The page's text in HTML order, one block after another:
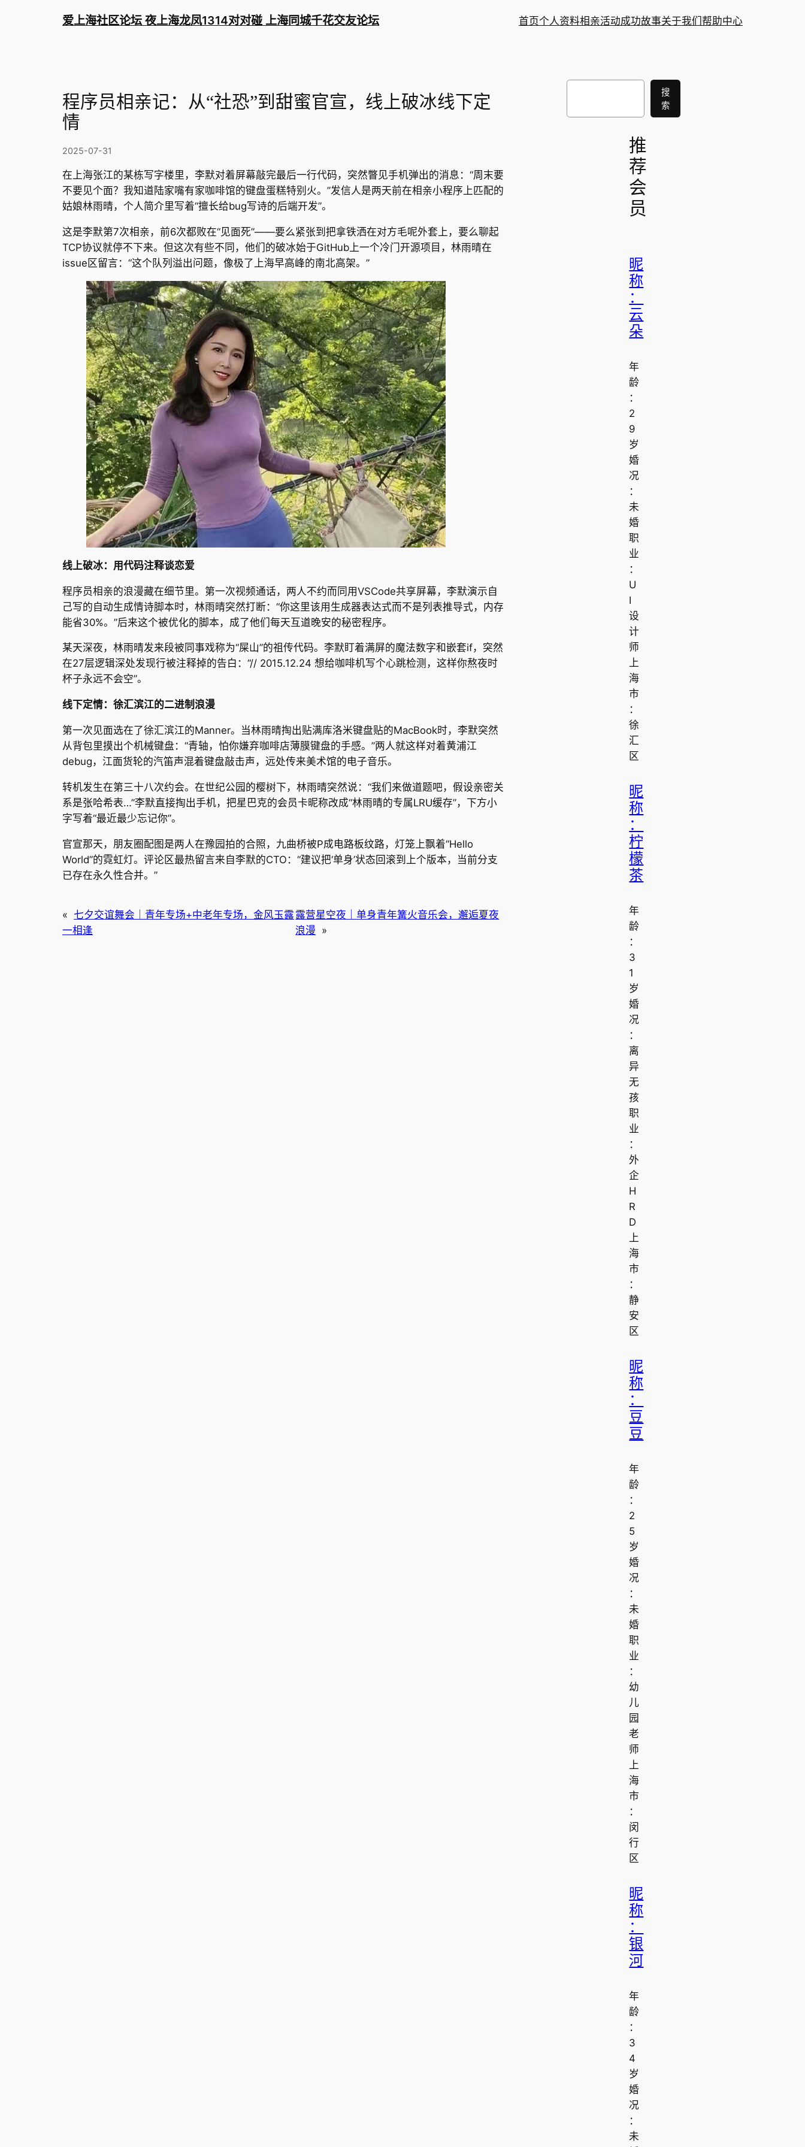
爱上海社区论坛 夜上海龙凤1314对对碰 上海同城千花交友论坛 首页个人资料相亲活动成功故事关于我们帮助中心
程序员相亲记：从“社恐”到甜蜜官宣，线上破冰线下定
情
2025-07-31
在上海张江的某栋写字楼里，李默对着屏幕敲完最后一行代码，突然瞥见手机弹出的消息：“周末要
不要见个面？我知道陆家嘴有家咖啡馆的键盘蛋糕特别火。”发信人是两天前在相亲小程序上匹配的
姑娘林雨晴，个人简介里写着“擅长给bug写诗的后端开发”。
这是李默第7次相亲，前6次都败在“见面死”——要么紧张到把拿铁洒在对方毛呢外套上，要么聊起
TCP协议就停不下来。但这次有些不同，他们的破冰始于GitHub上一个冷门开源项目，林雨晴在
issue区留言：“这个队列溢出问题，像极了上海早高峰的南北高架。”
线上破冰：用代码注释谈恋爱
程序员相亲的浪漫藏在细节里。第一次视频通话，两人不约而同用VSCode共享屏幕，李默演示自
己写的自动生成情诗脚本时，林雨晴突然打断：“你这里该用生成器表达式而不是列表推导式，内存
能省30%。”后来这个被优化的脚本，成了他们每天互道晚安的秘密程序。
某天深夜，林雨晴发来段被同事戏称为“屎山”的祖传代码。李默盯着满屏的魔法数字和嵌套if，突然
在27层逻辑深处发现行被注释掉的告白：“// 2015.12.24 想给咖啡机写个心跳检测，这样你熬夜时
杯子永远不会空”。
线下定情：徐汇滨江的二进制浪漫
第一次见面选在了徐汇滨江的Manner。当林雨晴掏出贴满库洛米键盘贴的MacBook时，李默突然
从背包里摸出个机械键盘：“青轴，怕你嫌弃咖啡店薄膜键盘的手感。”两人就这样对着黄浦江
debug，江面货轮的汽笛声混着键盘敲击声，远处传来美术馆的电子音乐。
转机发生在第三十八次约会。在世纪公园的樱树下，林雨晴突然说：“我们来做道题吧，假设亲密关
系是张哈希表…”李默直接掏出手机，把星巴克的会员卡昵称改成“林雨晴的专属LRU缓存”，下方小
字写着“最近最少忘记你”。
官宣那天，朋友圈配图是两人在豫园拍的合照，九曲桥被P成电路板纹路，灯笼上飘着“Hello
World”的霓虹灯。评论区最热留言来自李默的CTO：“建议把‘单身’状态回滚到上个版本，当前分支
已存在永久性合并。”
« 七夕交谊舞会｜青年专场+中老年专场，金风玉露
一相逢
露营星空夜｜单身青年篝火音乐会，邂逅夏夜
浪漫 »
搜
搜
索
推
荐
会
员
昵
称
：
云
朵
年
龄
：
2
9
岁
婚
况
：
未
婚
职
业
：
U
I
设
计
师
上
海
市
：
徐
汇
区
昵
称
：
柠
檬
茶
年
龄
：
3
1
岁
婚
况
：
离
异
无
孩
职
业
：
外
企
H
R
D
上
海
市
：
静
安
区
昵
称
：
豆
豆
年
龄
：
2
5
岁
婚
况
：
未
婚
职
业
：
幼
儿
园
老
师
上
海
市
：
闵
行
区
昵
称
：
银
河
年
龄
：
3
4
岁
婚
况
：
未